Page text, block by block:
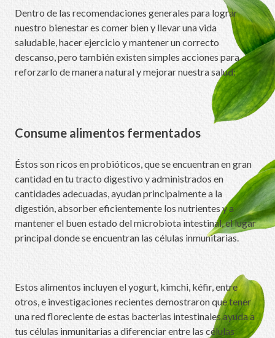
Dentro de las recomendaciones generales para lograr
nuestro bienestar es comer bien y llevar una vida
saludable, hacer ejercicio y mantener un correcto
descanso, pero también existen simples acciones para
reforzarlo de manera natural y mejorar nuestra salud:
Consume alimentos fermentados
Éstos son ricos en probióticos, que se encuentran en gran
cantidad en tu tracto digestivo y administrados en
cantidades adecuadas, ayudan principalmente a la
digestión, absorber eficientemente los nutrientes y a
mantener el buen estado del microbiota intestinal, el lugar
principal donde se encuentran las células inmunitarias.
Estos alimentos incluyen el yogurt, kimchi, kéfir, entre
otros, e investigaciones recientes demostraron que tener
una red floreciente de estas bacterias intestinales ayuda a
tus células inmunitarias a diferenciar entre las células